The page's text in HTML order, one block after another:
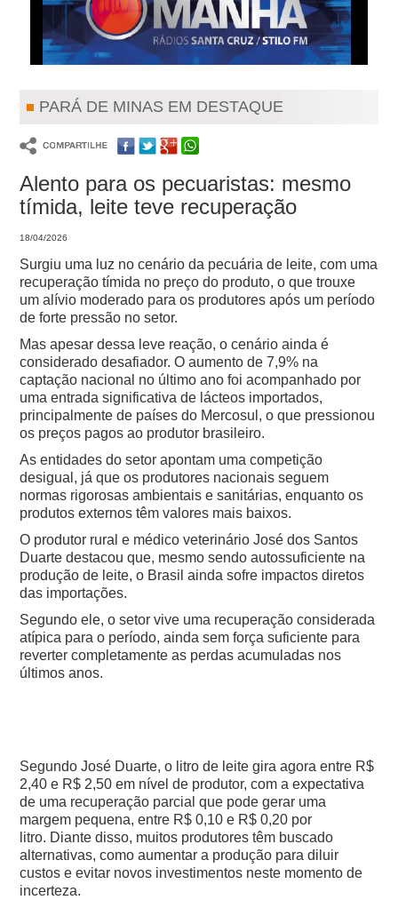
PARÁ DE MINAS EM DESTAQUE
Alento para os pecuaristas: mesmo
tímida, leite teve recuperação
18/04/2026
Surgiu uma luz no cenário da pecuária de leite, com uma
recuperação tímida no preço do produto, o que trouxe
um alívio moderado para os produtores após um período
de forte pressão no setor.
Mas apesar dessa leve reação, o cenário ainda é
considerado desafiador. O aumento de 7,9% na
captação nacional no último ano foi acompanhado por
uma entrada significativa de lácteos importados,
principalmente de países do Mercosul, o que pressionou
os preços pagos ao produtor brasileiro.
As entidades do setor apontam uma competição
desigual, já que os produtores nacionais seguem
normas rigorosas ambientais e sanitárias, enquanto os
produtos externos têm valores mais baixos.
O produtor rural e médico veterinário José dos Santos
Duarte destacou que, mesmo sendo autossuficiente na
produção de leite, o Brasil ainda sofre impactos diretos
das importações.
Segundo ele, o setor vive uma recuperação considerada
atípica para o período, ainda sem força suficiente para
reverter completamente as perdas acumuladas nos
últimos anos.
Segundo José Duarte, o litro de leite gira agora entre R$
2,40 e R$ 2,50 em nível de produtor, com a expectativa
de uma recuperação parcial que pode gerar uma
margem pequena, entre R$ 0,10 e R$ 0,20 por
litro. Diante disso, muitos produtores têm buscado
alternativas, como aumentar a produção para diluir
custos e evitar novos investimentos neste momento de
incerteza.